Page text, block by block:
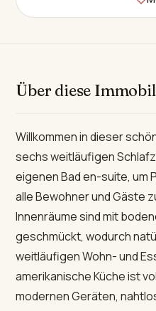
Über diese
Willkommen in dieser
sechs weitläufigen
eigenen Bad en-suite, um
alle Bewohner und Gäste
Innenräume sind mit
geschmückt, wodurch
weitläufigen Wohn- und
amerikanische Küche ist
modernen Geräten,